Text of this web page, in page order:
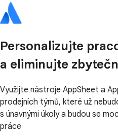
Personalizujte
a eliminujte
Využijte nástroje AppSheet a
prodejních týmů, které už
s únavnými úkoly a budou se
práce